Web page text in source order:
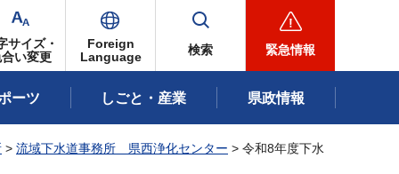
サイズ・
い変更
Foreign
Language
検索 緊急情報
ーツ しごと・産業 県政情報
> 流域下水道事務所 県西浄化センター > 令和8年度下水